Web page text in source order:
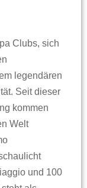
Clubs, sich
legendären
Seit dieser
kommen
Welt
und 100